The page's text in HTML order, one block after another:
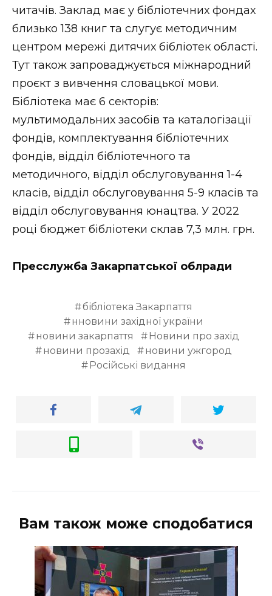
читачів. Заклад має у бібліотечних фондах
близько 138 книг та слугує методичним
центром мережі дитячих бібліотек області.
Тут також запроваджується міжнародний
проєкт з вивчення словацької мови.
Бібліотека має 6 секторів:
мультимодальних засобів та каталогізації
фондів, комплектування бібліотечних
фондів, відділ бібліотечного та
методичного, відділ обслуговування 1-4
класів, відділ обслуговування 5-9 класів та
відділ обслуговування юнацтва. У 2022
році бюджет бібліотеки склав 7,3 млн. грн.
Пресслужба Закарпатської облради
бібліотека Закарпаття
нновини західної україни
новини закарпаття
Новини про захід
новини прозахід
новини ужгород
Російські видання
Вам також може сподобатися